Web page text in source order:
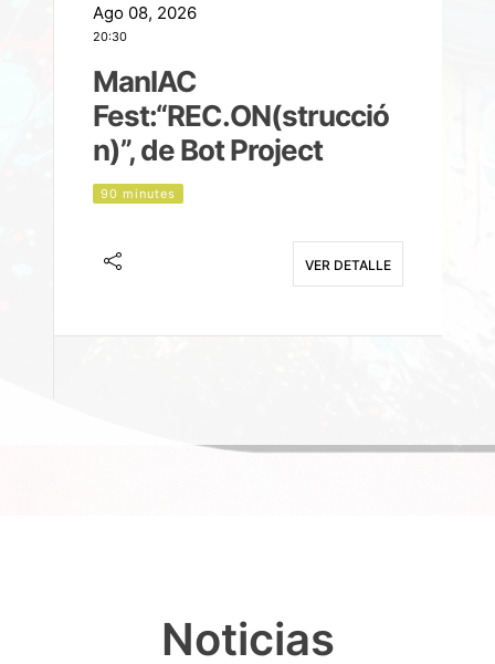
Ago 08, 2026
20:30
ManIAC
Fest:“REC.ON(strucció
n)”, de Bot Project
90 minutes
VER DETALLE
Noticias